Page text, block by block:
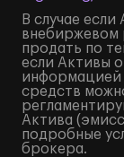
В случае
внебиржевом
продать по
если Активы
информацией
средств
Актива
подробные
брокера.